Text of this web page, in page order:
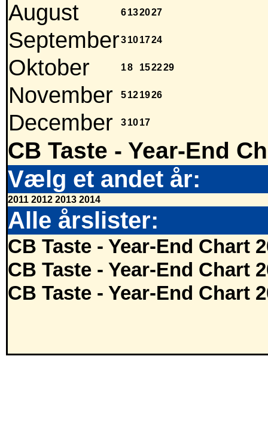
August 6132027
September3101724
Oktober 18 152229
November 5121926
December 31017
CB Taste - Year-End
Vælg et andet år:
2011 2012 2013 2014
Alle årslister:
CB Taste - Year-End Chart
CB Taste - Year-End Chart
CB Taste - Year-End Chart